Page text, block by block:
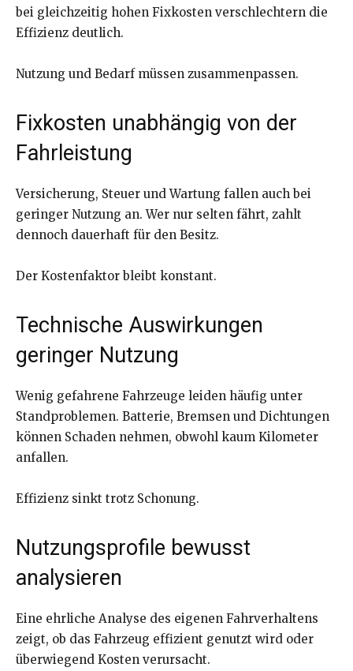
bei gleichzeitig hohen Fixkosten verschlechtern die
Effizienz deutlich.
Nutzung und Bedarf müssen zusammenpassen.
Fixkosten unabhängig von der
Fahrleistung
Versicherung, Steuer und Wartung fallen auch bei
geringer Nutzung an. Wer nur selten fährt, zahlt
dennoch dauerhaft für den Besitz.
Der Kostenfaktor bleibt konstant.
Technische Auswirkungen
geringer Nutzung
Wenig gefahrene Fahrzeuge leiden häufig unter
Standproblemen. Batterie, Bremsen und Dichtungen
können Schaden nehmen, obwohl kaum Kilometer
anfallen.
Effizienz sinkt trotz Schonung.
Nutzungsprofile bewusst
analysieren
Eine ehrliche Analyse des eigenen Fahrverhaltens
zeigt, ob das Fahrzeug effizient genutzt wird oder
überwiegend Kosten verursacht.